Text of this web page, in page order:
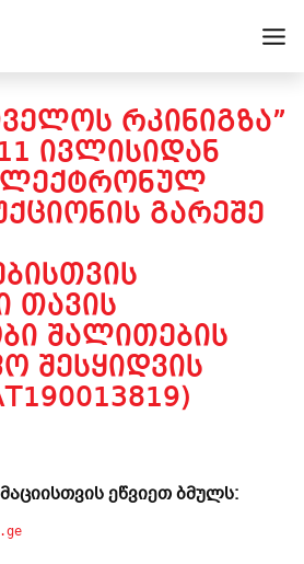
ᲠᲙᲘᲜᲘᲒᲖᲐ”
ᲘᲕᲚᲘᲡᲘᲓᲐᲜ
ᲒᲐᲠᲔᲨᲔ
ᲗᲐᲕᲘᲡ
ᲨᲐᲚᲘᲗᲔᲑᲘᲡ
ᲨᲔᲡᲧᲘᲓᲕᲘᲡ
ეწვიეთ ბმულს: